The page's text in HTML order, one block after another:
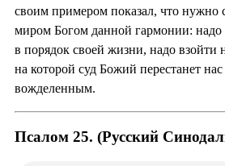
своим примером показал, что нужно
миром Богом данной гармонии: надо
в порядок своей жизни, надо взойти
на которой суд Божий перестанет нас
вожделенным.
Псалом 25. (Русский